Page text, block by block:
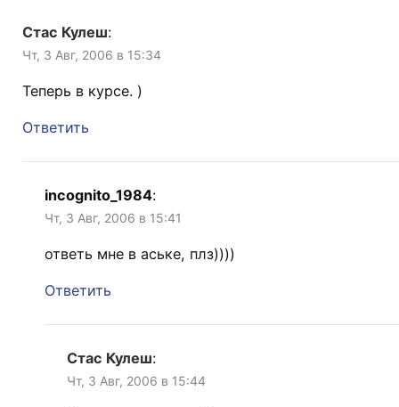
Стас Кулеш:
Чт, 3 Авг, 2006 в 15:34
Теперь в курсе. )
Ответить
incognito_1984:
Чт, 3 Авг, 2006 в 15:41
ответь мне в аське, плз))))
Ответить
Стас Кулеш:
Чт, 3 Авг, 2006 в 15:44